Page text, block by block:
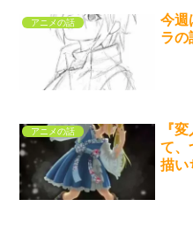
アニメの話
今週
ラの
アニメの話
『
て、
描い